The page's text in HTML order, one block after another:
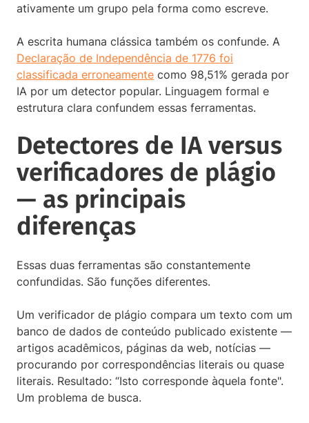
ativamente um grupo pela forma como escreve.
A escrita humana clássica também os confunde. A
Declaração de Independência de 1776 foi
classificada erroneamente como 98,51% gerada por
IA por um detector popular. Linguagem formal e
estrutura clara confundem essas ferramentas.
Detectores de IA versus
verificadores de plágio
— as principais
diferenças
Essas duas ferramentas são constantemente
confundidas. São funções diferentes.
Um verificador de plágio compara um texto com um
banco de dados de conteúdo publicado existente —
artigos acadêmicos, páginas da web, notícias —
procurando por correspondências literais ou quase
literais. Resultado: “Isto corresponde àquela fonte".
Um problema de busca.